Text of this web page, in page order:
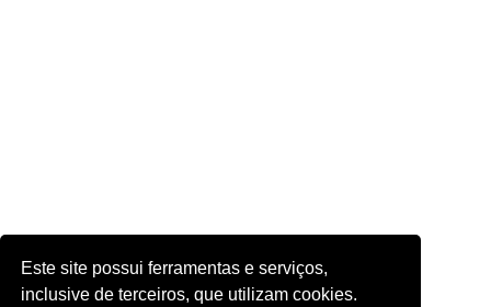
Este site possui ferramentas e serviços,
inclusive de terceiros, que utilizam cookies.